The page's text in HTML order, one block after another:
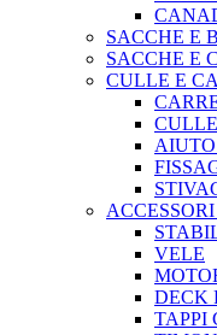
SACCHE E
SACCHE E
CULLE E
CULLE
VELE
DECK
TAPPI